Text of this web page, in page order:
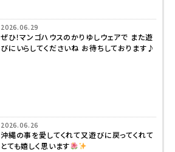
2026.06.29
ぜひ！マンゴハウスのかりゆしウェアで また遊
びにいらしてくださいね お待ちしております♪
2026.06.26
沖縄の事を愛してくれて又遊びに戻ってくれて
とても嬉しく思います